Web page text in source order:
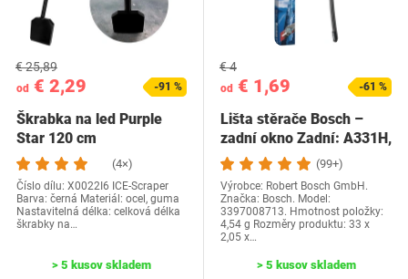
od € 2,29
€ 25,89
-91 %
Škrabka na led Purple
Star 120 cm
(4×)
Číslo dílu: ‎X0022I6 ICE-Scraper
Barva: černá Materiál: ocel, guma
Nastavitelná délka: celková délka
škrabky na…
> 5 kusov skladem
od € 1,69
€ 4
-61 %
Lišta stěrače Bosch –
zadní okno Zadní: A331H,
Délka: 330…
(99+)
Výrobce: Robert Bosch GmbH.
Značka: Bosch. Model:
3397008713. Hmotnost položky:
4,54 g Rozměry produktu: 33 x
2,05 x…
> 5 kusov skladem